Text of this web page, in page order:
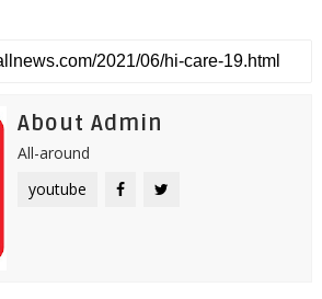
About Admin
All-around
youtube